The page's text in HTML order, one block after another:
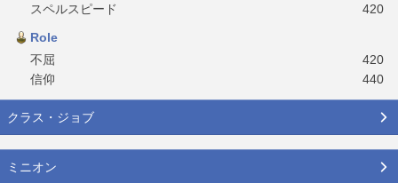
スペルスピード
420
Role
不屈
420
信仰
440
クラス・ジョブ
ミニオン